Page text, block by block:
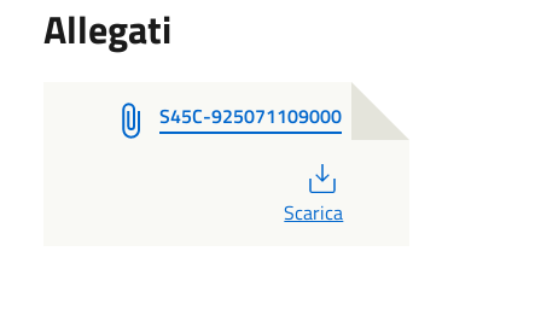
Allegati
S45C-925071109000
Scarica